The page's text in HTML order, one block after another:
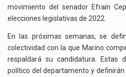
movimiento del senador Efraín
elecciones legislativas de 2022.
En las próximas semanas, se
colectividad con la que Marino
respaldará su candidatura. Estas
político del departamento y